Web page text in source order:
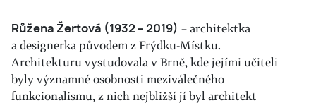
Růžena Žertová (1932 – 2019) – architektka
a designerka původem z Frýdku-Místku.
Architekturu vystudovala v Brně, kde jejími učiteli
byly významné osobnosti meziválečného
funkcionalismu, z nich nejbližší jí byl architekt